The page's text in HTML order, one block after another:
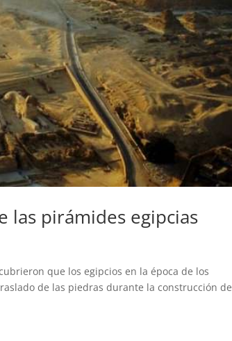
las pirámides egipcias
que los egipcios en la época de los
de las piedras durante la construcción de